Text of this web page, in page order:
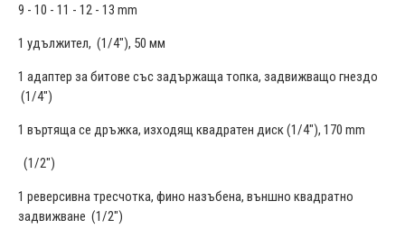
9 - 10 - 11 - 12 - 13 mm
1 удължител, (1/4"), 50 мм
1 адаптер за битове със задържаща топка, задвижващо гнездо
(1/4")
1 въртяща се дръжка, изходящ квадратен диск (1/4"), 170 mm
(1/2")
1 реверсивна тресчотка, фино назъбена, външно квадратно
задвижване (1/2")